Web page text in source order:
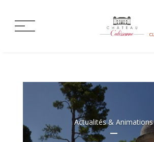
Actualités & Animations